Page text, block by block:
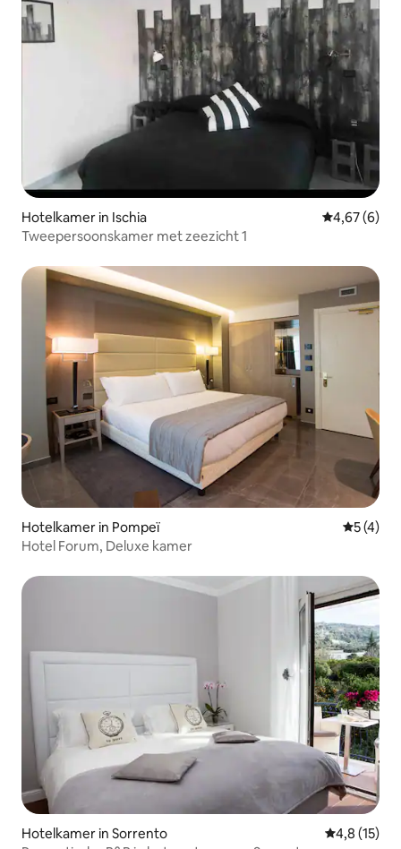
Hotelkamer in Ischia Gemiddelde
4,67 (6)
Tweepersoonskamer met zeezicht 1
Hotelkamer in Pompeï
5 (4)
Hotel Forum, Deluxe kamer
Hotelkamer in Sorrento
4,8 (15)